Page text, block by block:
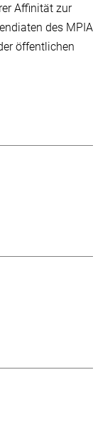
Affinität zur
des MPIA
öffentlichen